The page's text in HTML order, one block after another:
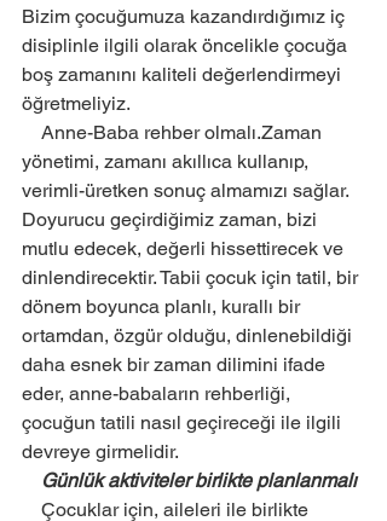
Bizim çocuğumuza kazandırdığımız iç
disiplinle ilgili olarak öncelikle çocuğa
boş zamanını kaliteli değerlendirmeyi
öğretmeliyiz.
yönetimi, zamanı akıllıca kullanıp,
verimli-üretken sonuç almamızı sağlar.
Doyurucu geçirdiğimiz zaman, bizi
mutlu edecek, değerli hissettirecek ve
dinlendirecektir. Tabii çocuk için tatil, bir
dönem boyunca planlı, kurallı bir
ortamdan, özgür olduğu, dinlenebildiği
daha esnek bir zaman dilimini ifade
eder, anne-babaların rehberliği,
çocuğun tatili nasıl geçireceği ile ilgili
devreye girmelidir.
    Günlük aktiviteler birlikte planlanmalı